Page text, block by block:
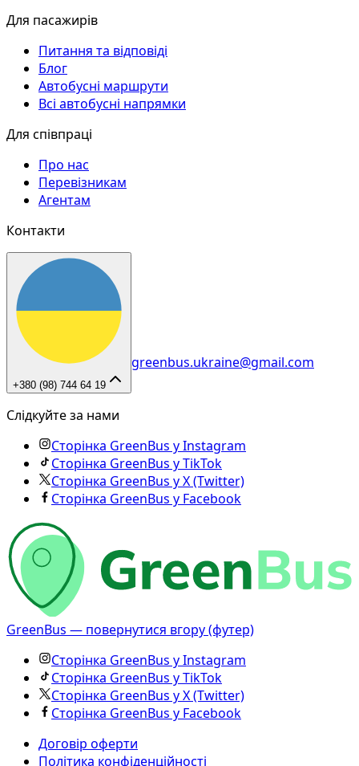
Для пасажирів
Питання та відповіді
Блог
Автобусні маршрути
Всі автобусні напрямки
Для співпраці
Про нас
Перевізникам
Агентам
Контакти
+380 (98) 744 64 19
greenbus.ukraine@gmail.com
Слідкуйте за нами
Сторінка GreenBus у Instagram
Сторінка GreenBus у TikTok
Сторінка GreenBus у X (Twitter)
Сторінка GreenBus у Facebook
GreenBus — повернутися вгору (футер)
Сторінка GreenBus у Instagram
Сторінка GreenBus у TikTok
Сторінка GreenBus у X (Twitter)
Сторінка GreenBus у Facebook
Договір оферти
Політика конфіденційності